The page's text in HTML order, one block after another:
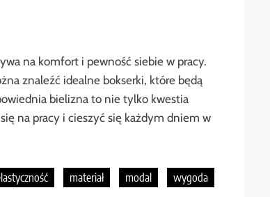
na komfort i pewność siebie w pracy.
znaleźć idealne bokserki, które będą
bielizna to nie tylko kwestia
na pracy i cieszyć się każdym dniem w
materiał modal wygoda